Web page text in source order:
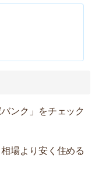
ンク」をチェック
場より安く住める